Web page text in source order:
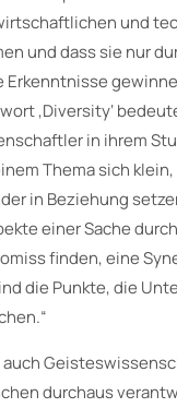
und
und dass sie nur
‚Diversity‘
in ihrem
Thema sich
in Beziehung
einer Sache
finden, eine
die Punkte, die
auch
durchaus